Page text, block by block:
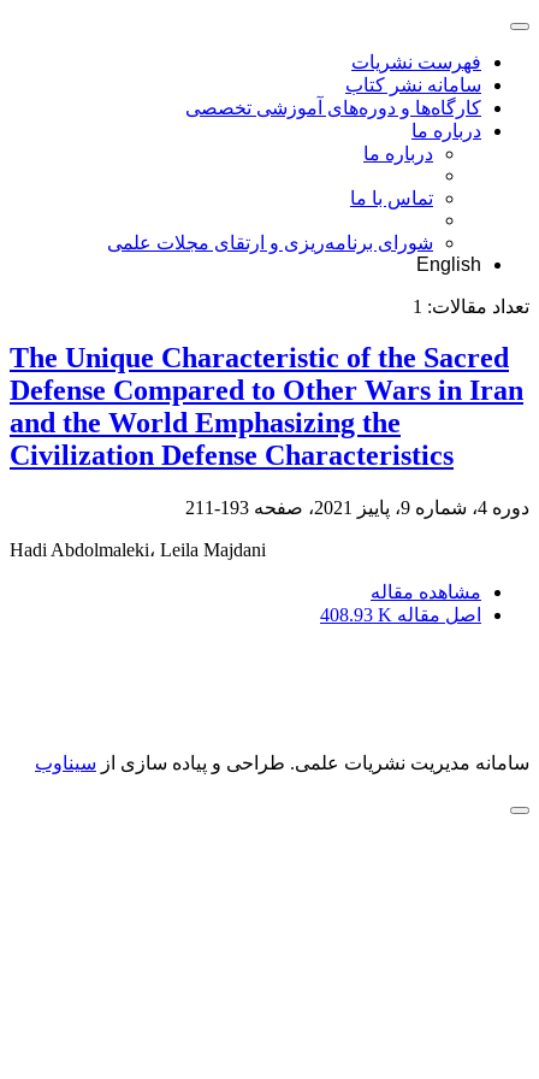
فهرست نشریات
سامانه نشر کتاب
کارگاه‌ها و دوره‌های آموزشی تخصصی
درباره ما
درباره ما
تماس با ما
شورای برنامه‌ریزی و ارتقای مجلات علمی
English
تعداد مقالات: 1
The Unique Characteristic of the Sacred
Defense Compared to Other Wars in Iran
and the World Emphasizing the
Civilization Defense Characteristics
دوره 4، شماره 9، پاییز 2021، صفحه 193-211
Hadi Abdolmaleki، Leila Majdani
مشاهده مقاله
اصل مقاله 408.93 K
سامانه مدیریت نشریات علمی. طراحی و پیاده سازی از سیناوب